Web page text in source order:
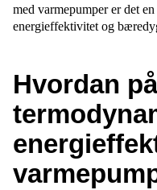
med varmepumper er det
energieffektivitet og
Hvordan